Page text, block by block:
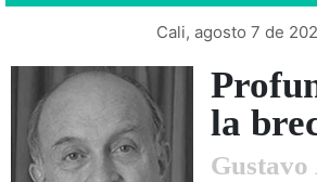
Cali, agosto 7 de
la